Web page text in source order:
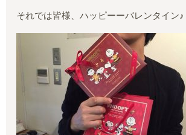
それでは皆様、ハッピーーバレンタイン♪